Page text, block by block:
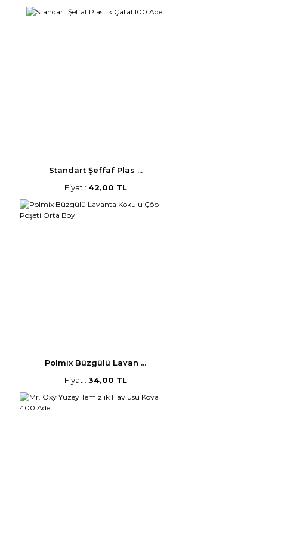
Standart Şeffaf Plas ...
Fiyat : 42,00 TL
Polmix Büzgülü Lavan ...
Fiyat : 34,00 TL